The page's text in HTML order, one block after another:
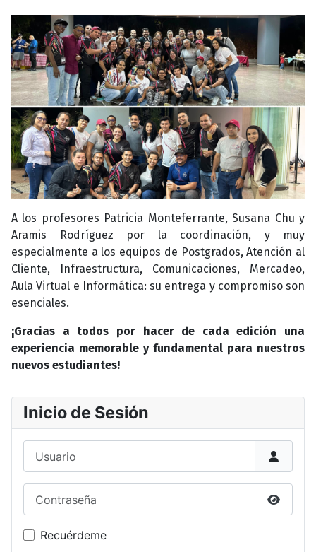
Inicio de Sesión
Recuérdeme
A los profesores Patricia Monteferrante, Susana Chu y
Aramis Rodríguez por la coordinación, y muy
especialmente a los equipos de Postgrados, Atención al
Cliente, Infraestructura, Comunicaciones, Mercadeo,
Aula Virtual e Informática: su entrega y compromiso son
esenciales.
¡Gracias a todos por hacer de cada edición una
experiencia memorable y fundamental para nuestros
nuevos estudiantes!